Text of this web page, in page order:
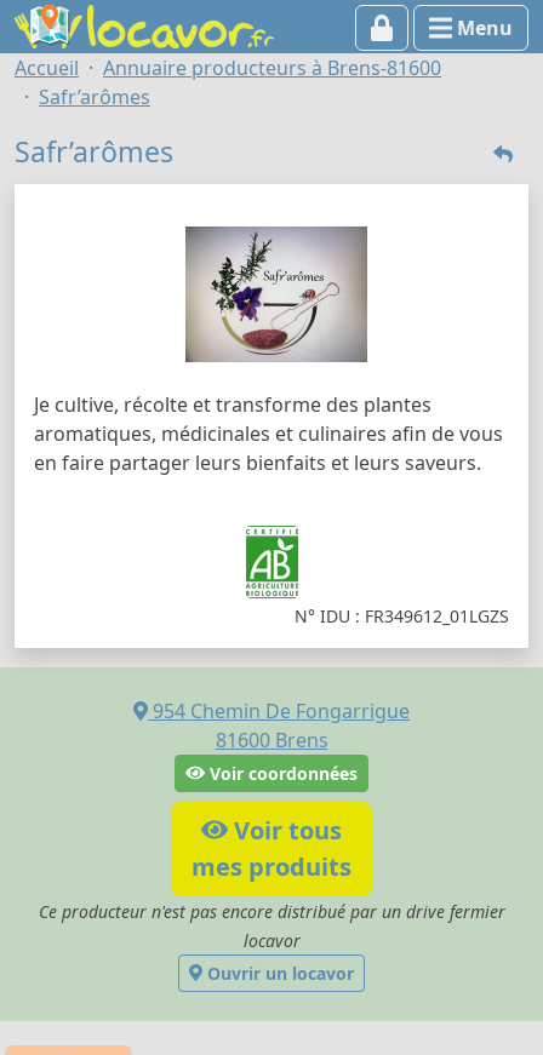
Menu
Accueil
Annuaire producteurs à Brens-81600
Safr’arômes
Safr’arômes
Je cultive, récolte et transforme des plantes
aromatiques, médicinales et culinaires afin de vous
en faire partager leurs bienfaits et leurs saveurs.
N° IDU : FR349612_01LGZS
954 Chemin De Fongarrigue
81600 Brens
Voir coordonnées
Voir tous
mes produits
Ce producteur n'est pas encore distribué par un drive fermier
locavor
Ouvrir un locavor